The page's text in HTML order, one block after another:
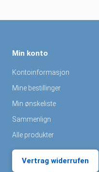
Min konto
Kontoinformasjon
Mine bestillinger
Min ønskeliste
Sammenlign
Alle produkter
Vertrag widerrufen